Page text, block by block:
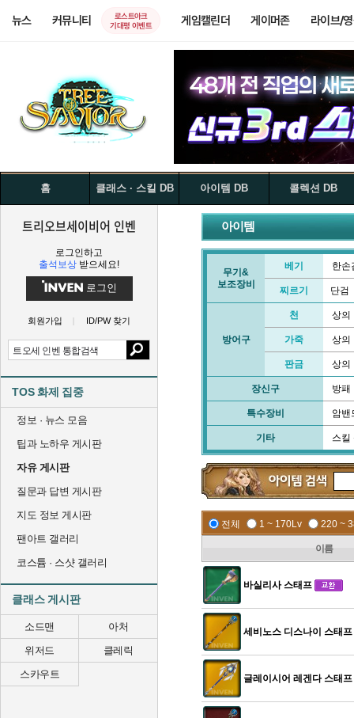
뉴스 커뮤니티
로스트아크
기대평 이벤트
게임캘린더 게이머존 라이브/
홈 클래스 · 스킬 DB 아이템 DB 콜렉션 DB
트리오브세이비어 인벤
로그인하고
출석보상 받으세요!
로그인
회원가입 ID/PW 찾기
TOS 화제 집중
정보 · 뉴스 모음
팁과 노하우 게시판
자유 게시판
질문과 답변 게시판
지도 정보 게시판
팬아트 갤러리
코스튬 · 스샷 갤러리
클래스 게시판
소드맨
아처
위저드
클레릭
스카우트
아이템
무기&
보조장비
베기 한손
찌르기 단검
방어구
천 상의
가죽 상의
판금 상의
장신구 방패
특수장비 암밴
기타 스킬
전체 1 ~ 170Lv 220 ~
이름
바실리사 스태프
세비노스 디스나이 스태프
글레이시어 레겐다 스태프